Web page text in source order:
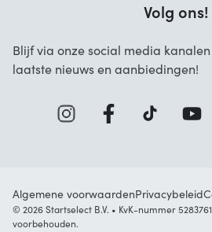
Zakelijke Oplossingen
Volg ons!
Blijf via onze social media
laatste nieuws en aanbiedingen!
Algemene voorwaardenPrivacybeleid
© 2026 Startselect B.V. • KvK-nummer
voorbehouden.